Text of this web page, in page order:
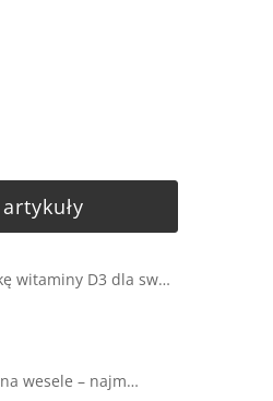
witaminy D3 dla sw…
wesele – najm…